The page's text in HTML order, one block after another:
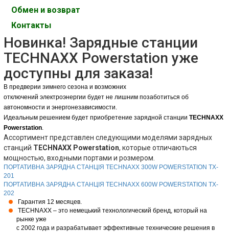
Обмен и возврат
Контакты
Новинка! Зарядные станции
TECHNAXX Powerstation уже
доступны для заказа!
В предверии зимнего сезона и возможних
отключений электроэнергии будет не лишним позаботиться об
автономности и энергонезависимости.
Идеальным решением будет приобретение зарядной станции TECHNAXX
Powerstation.
Ассортимент представлен следующими моделями зарядных
станций TECHNAXX Powerstation, которые отличаються
мощностью, входными портами и розмером.
ПОРТАТИВНА ЗАРЯДНА СТАНЦІЯ TECHNAXX 300W POWERSTATION TX-
201
ПОРТАТИВНА ЗАРЯДНА СТАНЦІЯ TECHNAXX 600W POWERSTATION TX-
202
Гарантия 12 месяцев.
TECHNAXX – это немецький технологический бренд, который на
рынке уже
с 2002 года и разрабатывает эффективные технические решения в